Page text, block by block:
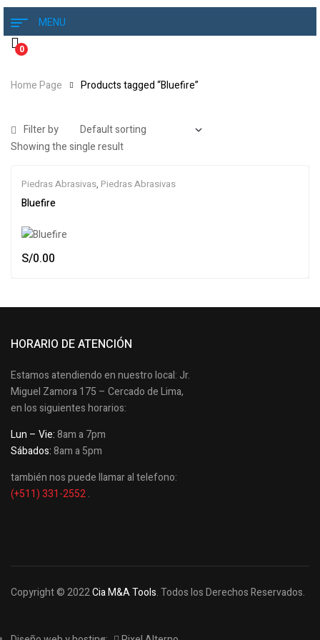
MENU
0
Home Page Products tagged “Bluefire”
Filter by
Showing the single result
Piedras Abrasivas, Piedras Abrasivas
Bluefire
S/0.00
HORARIO DE ATENCIÓN
Estamos atendiendo en nuestro local: Jr.
Miguel Zamora 175 – Cercado de Lima,
en los siguientes horarios:
Lun – Vie:8am a 7pm
Sábados:8am a 5pm
también nos puede llamar al telefono:
(+511) 331-2552.
Copyright © 2022Cia M&A Tools. Todos los Derechos Reservados.